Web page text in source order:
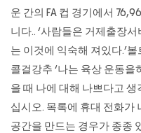
운 간의 FA 컵 경기에서
니다.. ‘사람들은 거제출장
는 이것에 익숙해 져있다.’
콜걸강추 ‘나는 육상 운동
을 때 나에 대해 나쁘다고 생
십시오. 목록에 휴대 전화가
공간을 만드는 경우가 종종